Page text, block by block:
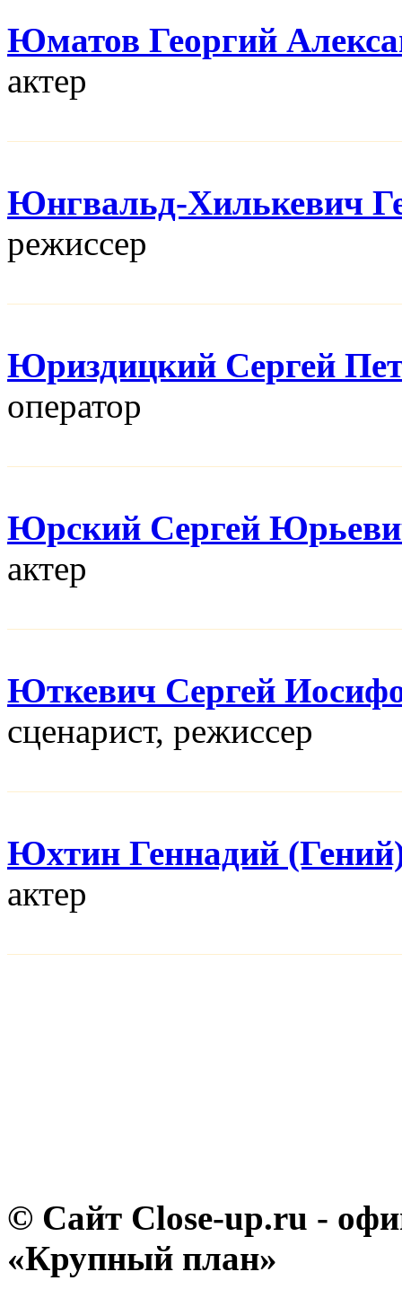
Юматов Георгий
актер
Юнгвальд-Хилькевич
режисcер
Юриздицкий Сергей
оператор
Юрский Сергей
актер
Юткевич Сергей
сценарист, режисcер
Юхтин Геннадий
актер
© Сайт Close-up.ru -
«Крупный план»